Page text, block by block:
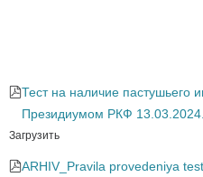
Тест на наличие пастушьего
Президиумом РКФ
Загрузить
ARHIV_Pravila provedeniya